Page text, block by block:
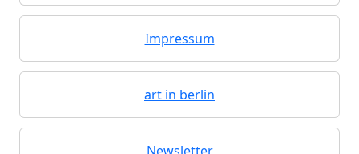
Impressum
art in berlin